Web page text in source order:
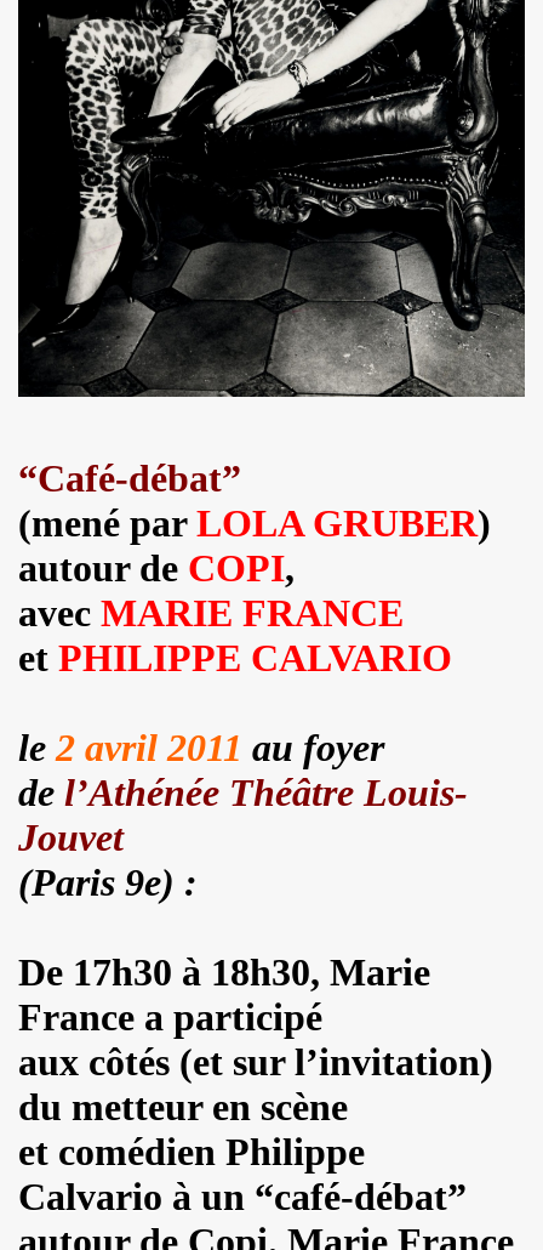
“Café-débat”
(mené parLOLA GRUBER)
autour de COPI,
avec MARIE FRANCE
et PHILIPPE CALVARIO
le2 avril 2011 au foyer
de l’Athénée Théâtre Louis-
Jouvet
(Paris 9e) :
De 17h30 à 18h30, Marie
France a participé
aux côtés (et sur l’invitation)
du metteur en scène
et comédien Philippe
Calvario à un “café-débat”
de la raya" (2024) : chronique detaillee.
en 1996 de l album "MARIE FRANCE" (paru en 1997)
par la journaliste ALIAS dans "Presto".
BIJOU (Vincent Palmer, Philippe Dauga, Dynamite Yan,
du "Aseptise Tour") + IZAE, le 6 juin 2024 au Casino
le 9 mars 2024 a la Boule noire (Paris) : compte
expo "Douce France, des musiques de l'exil aux
mort)" le 17 mars 2024 au New Morning +
Paris (Liege) : dossier de presentation.
(hiver 2024) pour l album "LA NUIT QUI VIENT
(2023) : chronique detaillee de ses dix albums studio et
AMORES : chronique detaillee.
EP quatre titres (2023) : chronique detaillee.
THOURY en power rock n roll trio, premiers concerts
trio improvise le 6 janvier 2024 a Rock Paradise) :
"AJASPHERE" le 7 septembre 2023 a la Chapelle
(de LA SOURIS DEGLINGUEE) le 15 decembre 2023 au
(concert "A plein cœur") jouent JOHNNY
dans "TRIBU MOVE" numero 275 (novembre 2023).
le 26 aout 2023 a Luzarches (95) et le 16
2023 par la troupe SAYNETE ET SANS BAVURE au